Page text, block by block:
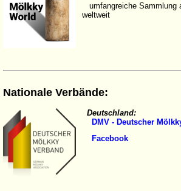
umfangreiche Sammlung
weltweit
Nationale Verbände:
Deutschland:
DMV - Deutscher
Facebook